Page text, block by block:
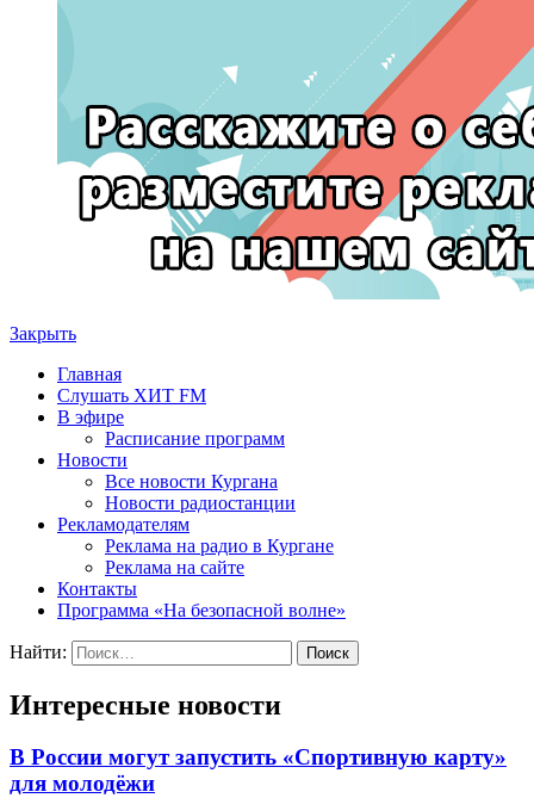
Закрыть
Главная
Слушать ХИТ FM
В эфире
Расписание программ
Новости
Все новости Кургана
Новости радиостанции
Рекламодателям
Реклама на радио в Кургане
Реклама на сайте
Контакты
Программа «На безопасной волне»
Найти:
Интересные новости
В России могут запустить «Спортивную карту»
для молодёжи